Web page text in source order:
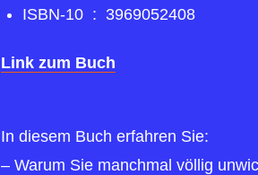
ISBN-10 ‏ : ‎ 3969052408
Link zum Buch
In diesem Buch erfahren Sie:
– Warum Sie manchmal völlig